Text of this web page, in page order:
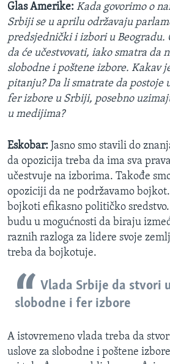
Glas Amerike: Kada govorimo o
Srbiji se u aprilu održavaju
predsjednički i izbori u Beogradu.
da će učestvovati, iako smatra da
slobodne i poštene izbore. Kakav
pitanju? Da li smatrate da postoje
fer izbore u Srbiji, posebno
u medijima?
Eskobar: Jasno smo stavili do
da opozicija treba da ima sva
učestvuje na izborima. Takođe
opoziciji da ne podržavamo
bojkoti efikasno političko
budu u mogućnosti da biraju
raznih razloga za lidere svoje
treba da bojkotuje.
Vlada Srbije da stvori
slobodne i fer izbore
A istovremeno vlada treba da
uslove za slobodne i poštene